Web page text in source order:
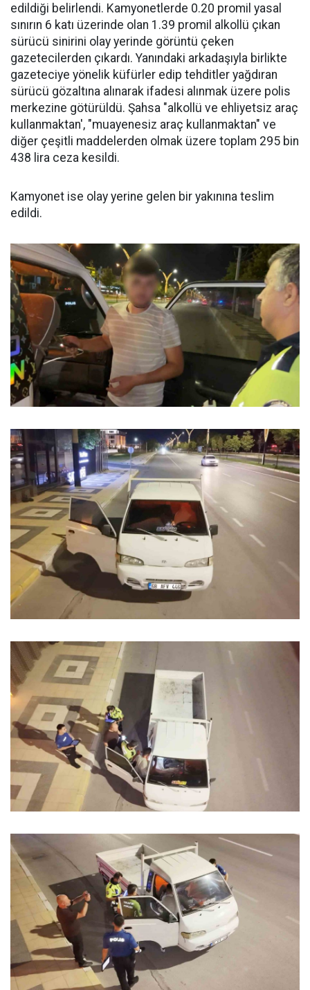
edildiği belirlendi. Kamyonetlerde 0.20 promil yasal
sınırın 6 katı üzerinde olan 1.39 promil alkollü çıkan
sürücü sinirini olay yerinde görüntü çeken
gazetecilerden çıkardı. Yanındaki arkadaşıyla birlikte
gazeteciye yönelik küfürler edip tehditler yağdıran
sürücü gözaltına alınarak ifadesi alınmak üzere polis
merkezine götürüldü. Şahsa "alkollü ve ehliyetsiz araç
kullanmaktan', "muayenesiz araç kullanmaktan" ve
diğer çeşitli maddelerden olmak üzere toplam 295 bin
438 lira ceza kesildi.
Kamyonet ise olay yerine gelen bir yakınına teslim
edildi.